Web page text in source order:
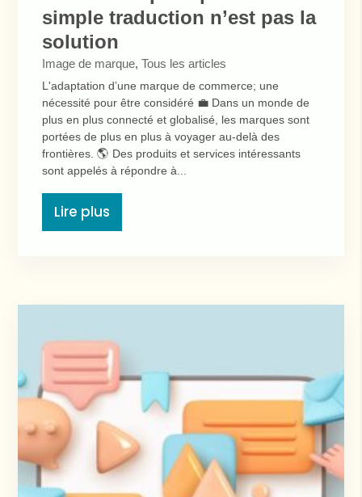
simple traduction n’est pas la
solution
Image de marque,Tous les articles
L'adaptation d’une marque de commerce; une
nécessité pour être considéré 💼 Dans un monde de
plus en plus connecté et globalisé, les marques sont
portées de plus en plus à voyager au-delà des
frontières. 🌎 Des produits et services intéressants
sont appelés à répondre à...
Lire plus